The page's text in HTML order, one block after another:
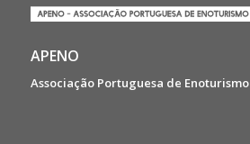
APENO
Associação Portuguesa de Enoturismo